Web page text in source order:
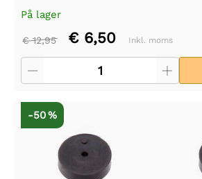
På lager
€ 12,95 € 6,50 Inkl. moms
-50 %